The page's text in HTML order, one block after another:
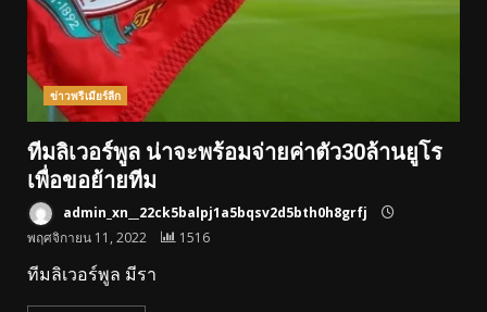
ข่าวพรีเมียร์ลีก
ทีมลิเวอร์พูล น่าจะพร้อมจ่ายค่าตัว30ล้านยูโร
เพื่อขอย้ายทีม
admin_xn__22ck5balpj1a5bqsv2d5bth0h8grfj
พฤศจิกายน 11, 2022
1516
ทีมลิเวอร์พูล มีรา